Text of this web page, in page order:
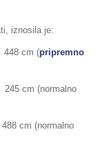
iznosila je:
cm (pripremno
cm (normalno
(normalno